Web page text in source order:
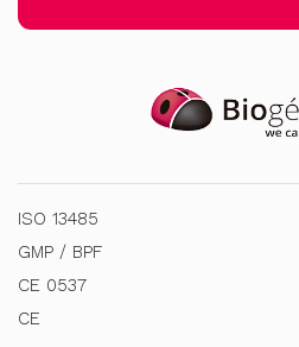
ISO 13485
GMP / BPF
CE 0537
CE